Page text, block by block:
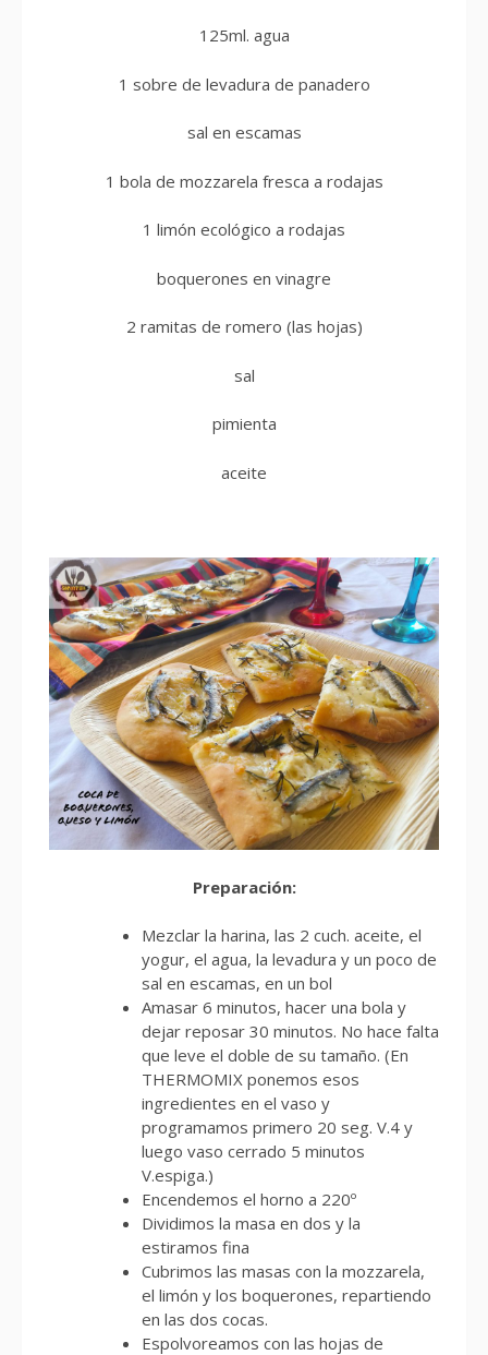
125ml. agua
1 sobre de levadura de panadero
sal en escamas
1 bola de mozzarela fresca a rodajas
1 limón ecológico a rodajas
boquerones en vinagre
2 ramitas de romero (las hojas)
sal
pimienta
aceite
Preparación:
Mezclar la harina, las 2 cuch. aceite, el
yogur, el agua, la levadura y un poco de
sal en escamas, en un bol
Amasar 6 minutos, hacer una bola y
dejar reposar 30 minutos. No hace falta
que leve el doble de su tamaño. (En
THERMOMIX ponemos esos
ingredientes en el vaso y
programamos primero 20 seg. V.4 y
luego vaso cerrado 5 minutos
V.espiga.)
Encendemos el horno a 220º
Dividimos la masa en dos y la
estiramos fina
Cubrimos las masas con la mozzarela,
el limón y los boquerones, repartiendo
en las dos cocas.
Espolvoreamos con las hojas de